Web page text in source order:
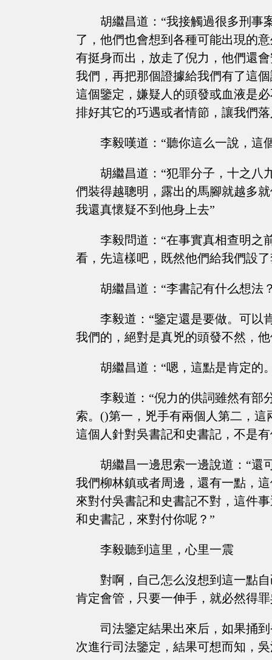
胡繼昌道：“我接觸過很多刑事
了，他們也會想到各種可能出現的
有挺身而出，放走了倪力，他們還
我們，再把那個證據給我們有了這
這個鑒定，嫌疑人的頭發或血液是
排好其它的巧遇或者情節，讓我們
李毅嘆道：“聽你這么一說，這
胡繼昌道：“犯罪分子，十之八
們裝得越聰明，露出的馬腳就越多
我還真懷疑不到他身上去”
李毅問道：“在事實真相查明之
看，先這樣吧，既然他們給我們設
胡繼昌道：“李書記有什么想法
李毅道：“鑒定還是要做。可以
我們的，絕對是真兇的頭發不然，
胡繼昌道：“嗯，這點是肯定的
李毅道：“倪力的供詞雖然有部
索。()第一，兇手有兩個人第二，
這個人針對吳書記和史書記，不是
胡繼昌一邊思索一邊說道：“還
我們柳林鎮或者周邊，還有一點，
來對付吳書記和史書記不對，這件
和史書記，來對付你呢？”
李毅聽到這里，心里一震
對啊，自己怎么沒想到這一點
肯定會管，只要一伸手，就必然得
司法鑒定結果出來后，如果捅
次進行司法鑒定，結果可想而知，